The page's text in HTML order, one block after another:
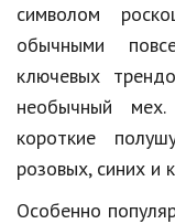
Политика
Образование
В мире
Культура
Авто, мото
символом
обычными
ключевых
необычный
короткие
розовых, синих и
Особенно